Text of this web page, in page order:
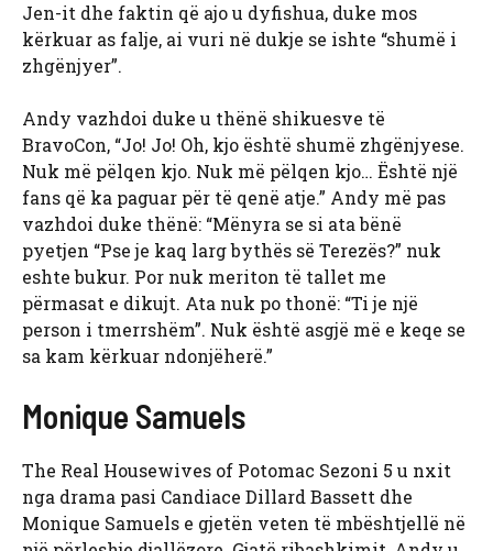
Jen-it dhe faktin që ajo u dyfishua, duke mos
kërkuar as falje, ai vuri në dukje se ishte “shumë i
zhgënjyer”.
Andy vazhdoi duke u thënë shikuesve të
BravoCon, “Jo! Jo! Oh, kjo është shumë zhgënjyese.
Nuk më pëlqen kjo. Nuk më pëlqen kjo… Është një
fans që ka paguar për të qenë atje.” Andy më pas
vazhdoi duke thënë: “Mënyra se si ata bënë
pyetjen “Pse je kaq larg bythës së Terezës?” nuk
eshte bukur. Por nuk meriton të tallet me
përmasat e dikujt. Ata nuk po thonë: “Ti je një
person i tmerrshëm”. Nuk është asgjë më e keqe se
sa kam kërkuar ndonjëherë.”
Monique Samuels
The Real Housewives of Potomac Sezoni 5 u nxit
nga drama pasi Candiace Dillard Bassett dhe
Monique Samuels e gjetën veten të mbështjellë në